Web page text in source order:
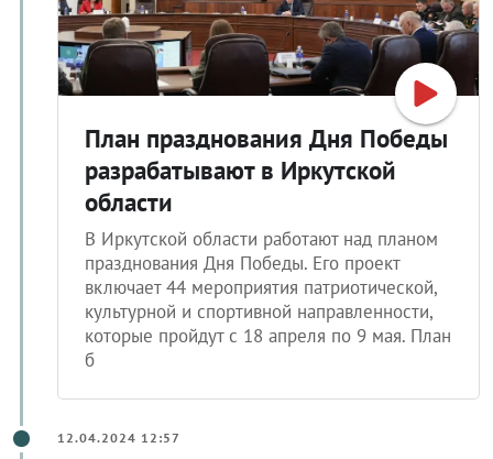
План празднования Дня Победы
разрабатывают в Иркутской
области
В Иркутской области работают над планом
празднования Дня Победы. Его проект
включает 44 мероприятия патриотической,
культурной и спортивной направленности,
которые пройдут с 18 апреля по 9 мая. План
б
12.04.2024 12:57